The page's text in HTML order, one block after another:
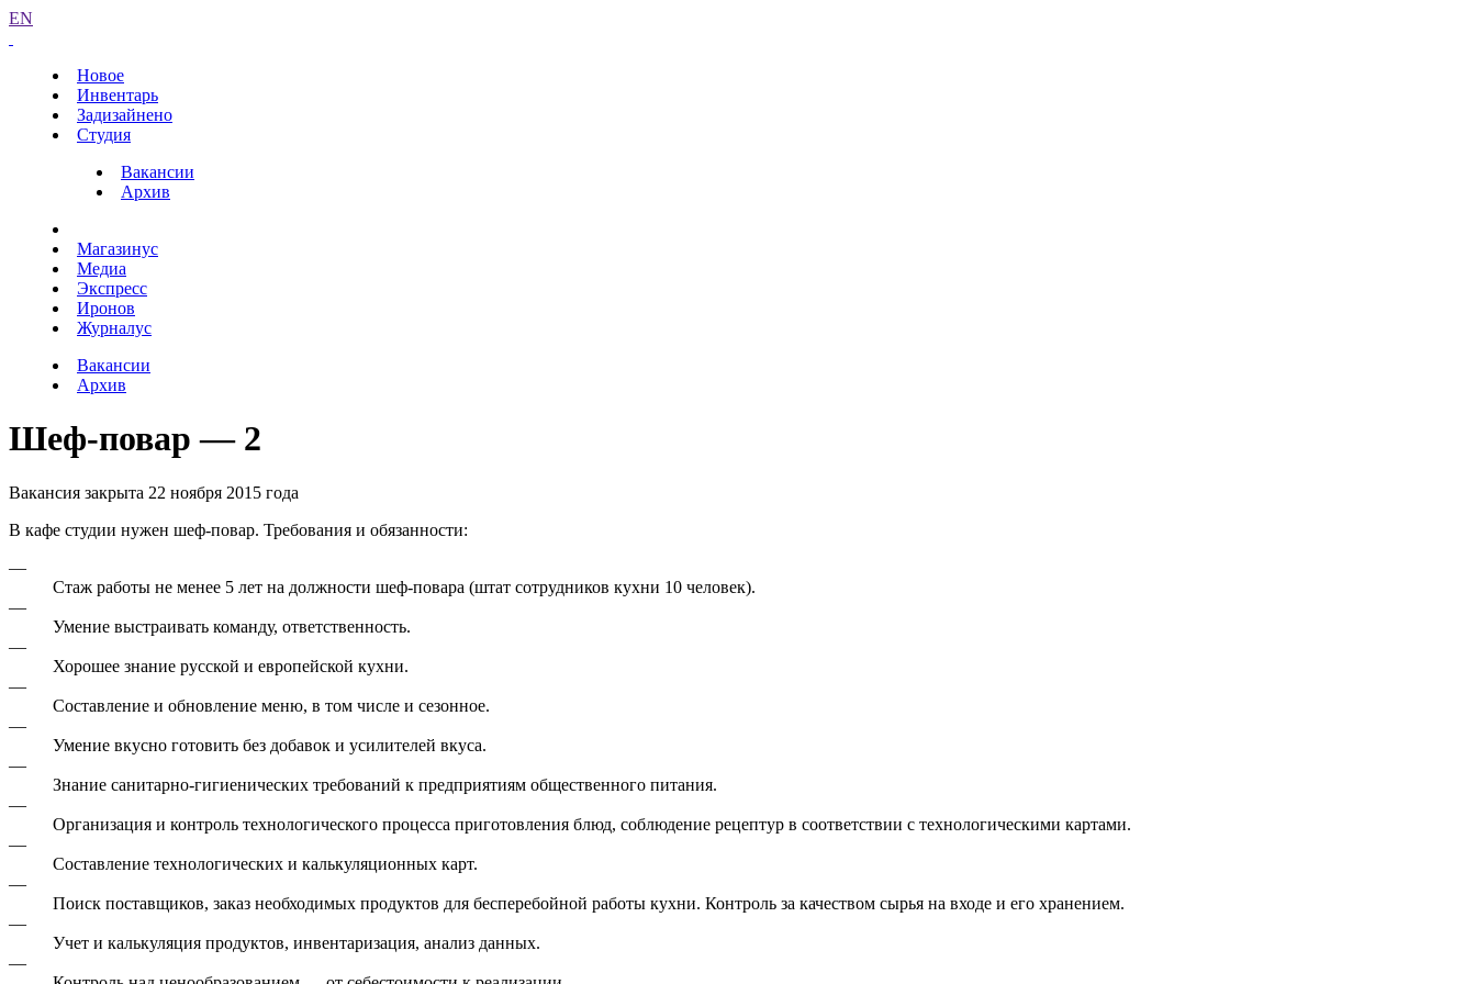
EN
Новое
Инвентарь
Задизайнено
Студия
Вакансии
Архив
Магазинус
Медиа
Экспресс
Иронов
Журналус
Вакансии
Архив
Шеф-повар — 2
Вакансия закрыта 22 ноября 2015 года
В кафе студии нужен шеф-повар. Требования и обязанности:
—
Стаж работы не менее 5 лет на должности шеф-повара (штат сотрудников кухни 10 человек).
—
Умение выстраивать команду, ответственность.
—
Хорошее знание русской и европейской кухни.
—
Составление и обновление меню, в том числе и сезонное.
—
Умение вкусно готовить без добавок и усилителей вкуса.
—
Знание санитарно-гигиенических требований к предприятиям общественного питания.
—
Организация и контроль технологического процесса приготовления блюд, соблюдение рецептур в соответствии с технологическими картами.
—
Составление технологических и калькуляционных карт.
—
Поиск поставщиков, заказ необходимых продуктов для бесперебойной работы кухни. Контроль за качеством сырья на входе и его хранением.
—
Учет и калькуляция продуктов, инвентаризация, анализ данных.
—